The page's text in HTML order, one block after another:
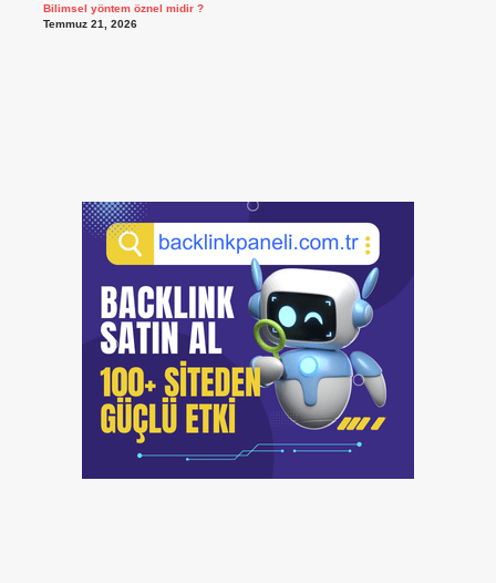
Bilimsel yöntem öznel midir ?
Temmuz 21, 2026